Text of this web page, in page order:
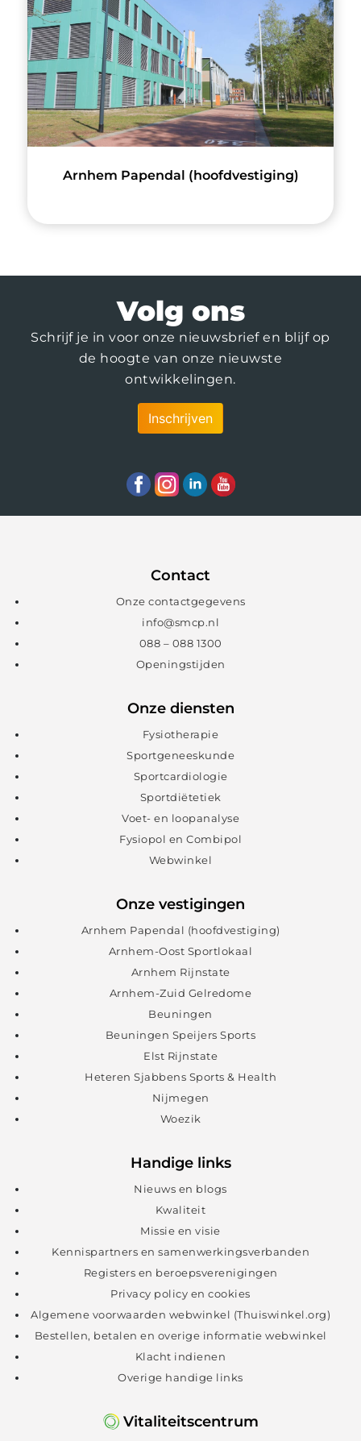
Arnhem Papendal (hoofdvestiging)
Volg ons
Schrijf je in voor onze nieuwsbrief en blijf op
de hoogte van onze nieuwste
ontwikkelingen.
Inschrijven
Contact
Onze contactgegevens
info@smcp.nl
088 – 088 1300
Openingstijden
Onze diensten
Fysiotherapie
Sportgeneeskunde
Sportcardiologie
Sportdiëtetiek
Voet- en loopanalyse
Fysiopol en Combipol
Webwinkel
Onze vestigingen
Arnhem Papendal (hoofdvestiging)
Arnhem-Oost Sportlokaal
Arnhem Rijnstate
Arnhem-Zuid Gelredome
Beuningen
Beuningen Speijers Sports
Elst Rijnstate
Heteren Sjabbens Sports & Health
Nijmegen
Woezik
Handige links
Nieuws en blogs
Kwaliteit
Missie en visie
Kennispartners en samenwerkingsverbanden
Registers en beroepsverenigingen
Privacy policy en cookies
Algemene voorwaarden webwinkel (Thuiswinkel.org)
Bestellen, betalen en overige informatie webwinkel
Klacht indienen
Overige handige links
Vitaliteitscentrum